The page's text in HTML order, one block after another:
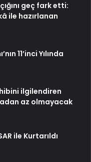
geç fark etti:
ile hazırlanan
11’inci Yılında
ilgilendiren
az olmayacak
ile Kurtarıldı